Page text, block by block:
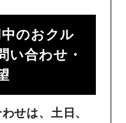
のおクル
い合わせ・
せは、土日、